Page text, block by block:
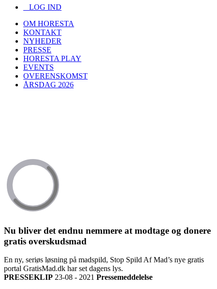
LOG IND
OM HORESTA
KONTAKT
NYHEDER
PRESSE
HORESTA PLAY
EVENTS
OVERENSKOMST
ÅRSDAG 2026
Nu bliver det endnu nemmere at modtage og donere
gratis overskudsmad
En ny, seriøs løsning på madspild, Stop Spild Af Mad’s nye gratis
portal GratisMad.dk har set dagens lys.
PRESSEKLIP 23-08 - 2021 Pressemeddelelse